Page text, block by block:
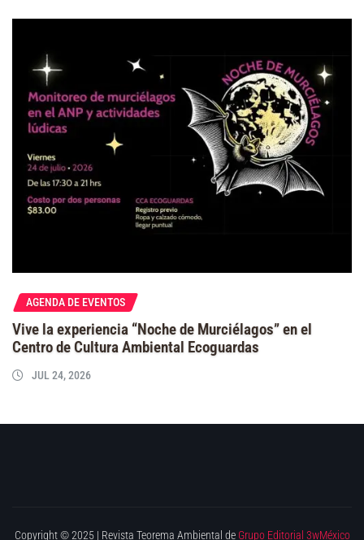
AGENDA DE EVENTOS
Vive la experiencia “Noche de Murciélagos” en el
Centro de Cultura Ambiental Ecoguardas
JUL 24, 2026
Copyright © 2025 | Revista Teorema Ambiental de Grupo Editorial 3wMéxico